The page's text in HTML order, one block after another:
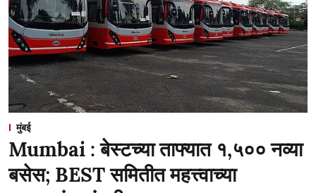
मुंबई
Mumbai : बेस्टच्या ताफ्यात १,५०० नव्या
बसेस; BEST समितीत महत्त्वाच्या